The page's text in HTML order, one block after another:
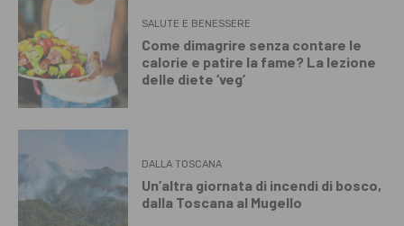
SALUTE E BENESSERE
Come dimagrire senza contare le
calorie e patire la fame? La lezione
delle diete ‘veg’
DALLA TOSCANA
Un’altra giornata di incendi di bosco,
dalla Toscana al Mugello